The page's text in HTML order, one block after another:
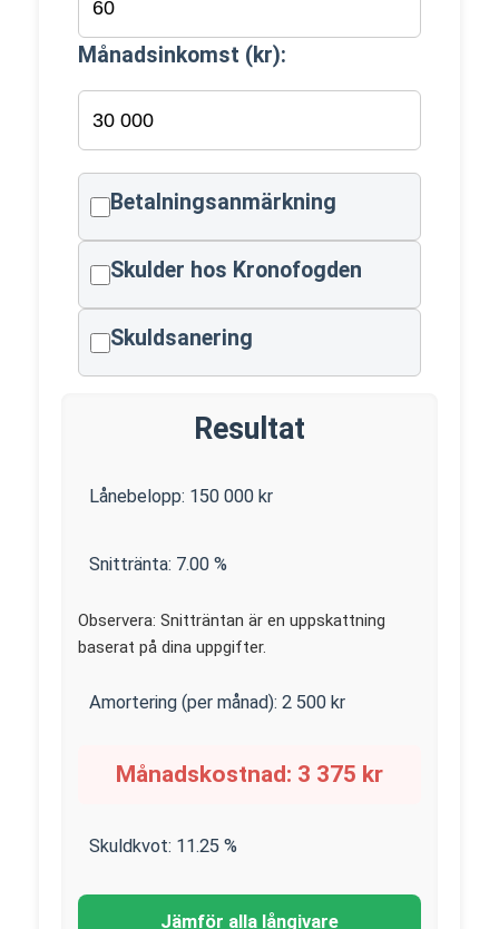
Månadsinkomst (kr):
Betalningsanmärkning
Skulder hos Kronofogden
Skuldsanering
Resultat
Lånebelopp: 150 000 kr
Snittränta: 7.00 %
Observera: Snitträntan är en uppskattning
baserat på dina uppgifter.
Amortering (per månad): 2 500 kr
Månadskostnad: 3 375 kr
Skuldkvot: 11.25 %
Jämför alla långivare